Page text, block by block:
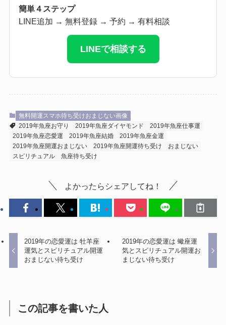
簡単４ステップ
LINE追加 → 無料登録 → 予約 → 有料相談
LINEで相談する
無料開運スマホ待ち受けおまじない画像
2019年魚座お守り
2019年魚座ダイヤモンド
2019年魚座仕事運
2019年魚座恋愛運
2019年魚座結婚
2019年魚座金運
2019年魚座開運おまじない
2019年魚座開運待ち受け
おまじない
スピリチュアル
魚座待ち受け
よかったらシェアしてね！
2019年の恋愛運は 牡羊座
運気とスピリチュアル開運
おまじない待ち受け
2019年の恋愛運は 蠍座運
気とスピリチュアル開運お
まじない待ち受け
この記事を書いた人